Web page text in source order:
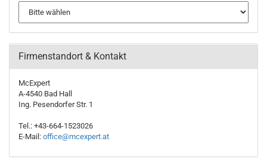
Firmenstandort & Kontakt
McExpert
A-4540 Bad Hall
Ing. Pesendorfer Str. 1
Tel.: +43-664-1523026
E-Mail: office@mcexpert.at